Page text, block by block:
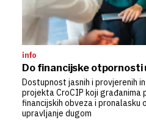
info
Do financijske otpornosti
Dostupnost jasnih i provjerenih
projekta CroCIP koji građanima
financijskih obveza i pronalasku
upravljanje dugom